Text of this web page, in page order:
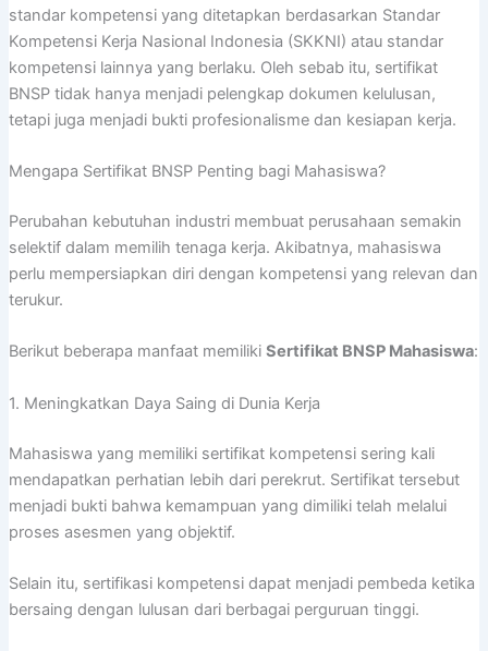
standar kompetensi yang ditetapkan berdasarkan Standar
Kompetensi Kerja Nasional Indonesia (SKKNI) atau standar
kompetensi lainnya yang berlaku. Oleh sebab itu, sertifikat
BNSP tidak hanya menjadi pelengkap dokumen kelulusan,
tetapi juga menjadi bukti profesionalisme dan kesiapan kerja.
Mengapa Sertifikat BNSP Penting bagi Mahasiswa?
Perubahan kebutuhan industri membuat perusahaan semakin
selektif dalam memilih tenaga kerja. Akibatnya, mahasiswa
perlu mempersiapkan diri dengan kompetensi yang relevan dan
terukur.
Berikut beberapa manfaat memiliki Sertifikat BNSP Mahasiswa:
1. Meningkatkan Daya Saing di Dunia Kerja
Mahasiswa yang memiliki sertifikat kompetensi sering kali
mendapatkan perhatian lebih dari perekrut. Sertifikat tersebut
menjadi bukti bahwa kemampuan yang dimiliki telah melalui
proses asesmen yang objektif.
Selain itu, sertifikasi kompetensi dapat menjadi pembeda ketika
bersaing dengan lulusan dari berbagai perguruan tinggi.